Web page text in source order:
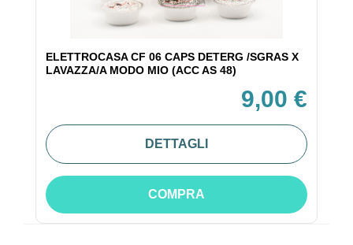
ELETTROCASA CF 06 CAPS DETERG /SGRAS X
LAVAZZA/A MODO MIO (ACC AS 48)
9,00 €
DETTAGLI
COMPRA